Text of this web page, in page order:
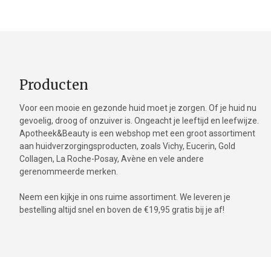
Producten
Voor een mooie en gezonde huid moet je zorgen. Of je huid nu
gevoelig, droog of onzuiver is. Ongeacht je leeftijd en leefwijze.
Apotheek&Beauty is een webshop met een groot assortiment
aan huidverzorgingsproducten, zoals Vichy, Eucerin, Gold
Collagen, La Roche-Posay, Avène en vele andere
gerenommeerde merken.
Neem een kijkje in ons ruime assortiment. We leveren je
bestelling altijd snel en boven de €19,95 gratis bij je af!